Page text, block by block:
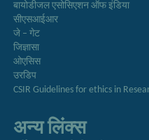
बायोडीजल एसोसिएशन ऑफ इंडिया
सीएसआईआर
जे – गेट
जिज्ञासा
ओएसिस
उरडिप
CSIR Guidelines for ethics in
अन्य लिंक्स